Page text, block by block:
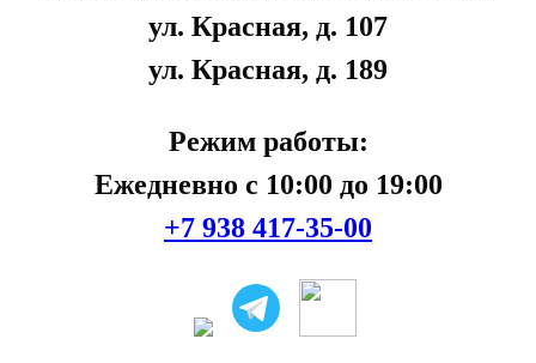
ул. Красная, д. 107
ул. Красная, д. 189
Режим работы:
Ежедневно с 10:00 до 19:00
+7 938 417-35-00